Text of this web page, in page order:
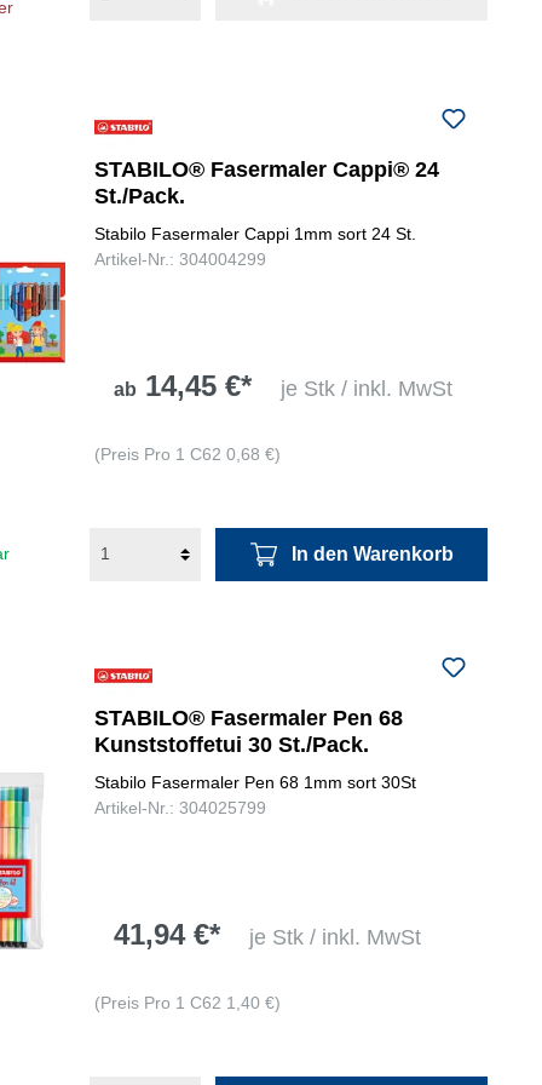
STABILO® Fasermaler Cappi® 24
St./Pack.
Stabilo Fasermaler Cappi 1mm sort 24 St.
Artikel-Nr.: 304004299
ab 14,45 €* je Stk / inkl. MwSt
(Preis Pro 1 C62 0,68 €)
In den Warenkorb
STABILO® Fasermaler Pen 68
Kunststoffetui 30 St./Pack.
Stabilo Fasermaler Pen 68 1mm sort 30St
Artikel-Nr.: 304025799
41,94 €* je Stk / inkl. MwSt
(Preis Pro 1 C62 1,40 €)